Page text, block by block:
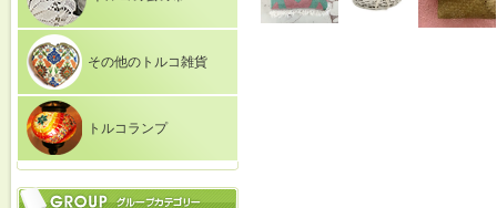
その他のトルコ雑貨
トルコランプ